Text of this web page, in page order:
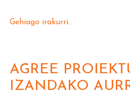
Gehiago irakurri...
AGREE
IZANDAKO